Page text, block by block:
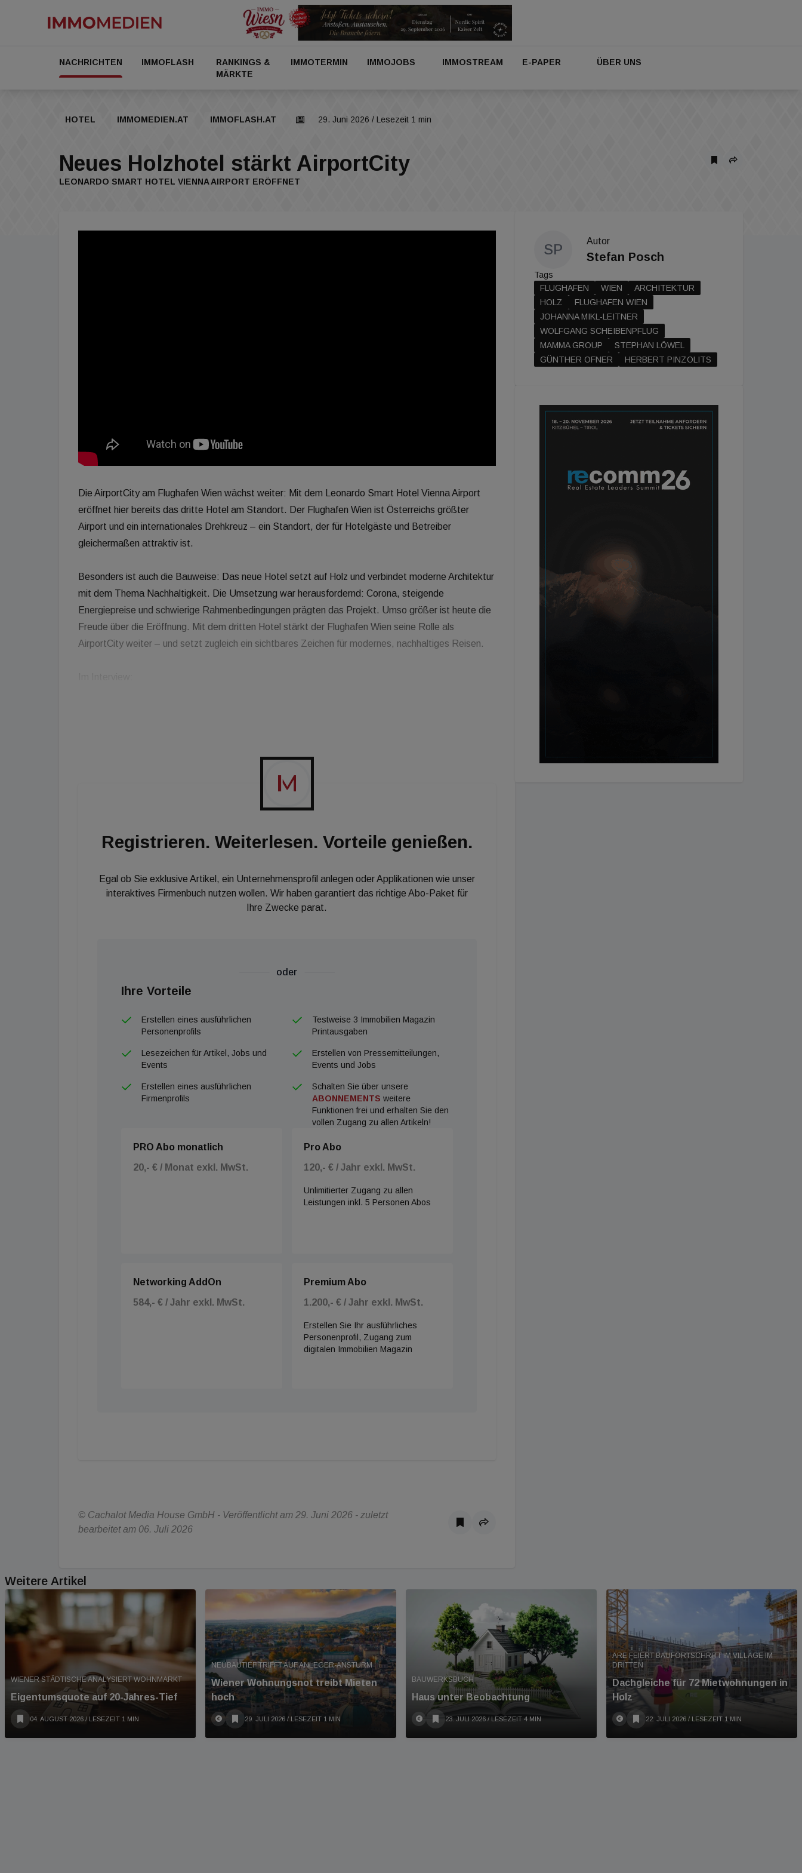
NACHRICHTEN IMMOFLASH
RANKINGS &
MÄRKTE
IMMOTERMIN IMMOJOBS IMMOSTREAM E-PAPER ÜBER UNS
HOTEL IMMOMEDIEN.AT IMMOFLASH.AT 29. Juni 2026 / Lesezeit 1 min
Neues Holzhotel stärkt AirportCity
LEONARDO SMART HOTEL VIENNA AIRPORT ERÖFFNET
Die AirportCity am Flughafen Wien wächst weiter: Mit dem Leonardo Smart Hotel Vienna Airport
eröffnet hier bereits das dritte Hotel am Standort. Der Flughafen Wien ist Österreichs größter
Airport und ein internationales Drehkreuz – ein Standort, der für Hotelgäste und Betreiber
gleichermaßen attraktiv ist.
Besonders ist auch die Bauweise: Das neue Hotel setzt auf Holz und verbindet moderne Architektur
mit dem Thema Nachhaltigkeit. Die Umsetzung war herausfordernd: Corona, steigende
Energiepreise und schwierige Rahmenbedingungen prägten das Projekt. Umso größer ist heute die
Freude über die Eröffnung. Mit dem dritten Hotel stärkt der Flughafen Wien seine Rolle als
AirportCity weiter – und setzt zugleich ein sichtbares Zeichen für modernes, nachhaltiges Reisen.
Günther Ofner Vorstandsdirektor, Flughafen Wien
Herbert Pinzolits Eigentümer & CEO, MAMMA Group
Registrieren. Weiterlesen. Vorteile genießen.
Egal ob Sie exklusive Artikel, ein Unternehmensprofil anlegen oder Applikationen wie unser
interaktives Firmenbuch nutzen wollen. Wir haben garantiert das richtige Abo-Paket für
Ihre Zwecke parat.
oder
Ihre Vorteile
Erstellen eines ausführlichen
Personenprofils
Testweise 3 Immobilien Magazin
Printausgaben
Lesezeichen für Artikel, Jobs und
Events
Erstellen von Pressemitteilungen,
Events und Jobs
Erstellen eines ausführlichen
Firmenprofils
Schalten Sie über unsere
ABONNEMENTS weitere
Funktionen frei und erhalten Sie den
vollen Zugang zu allen Artikeln!
PRO Abo monatlich
20,- € / Monat exkl. MwSt.
Pro Abo
120,- € / Jahr exkl. MwSt.
Unlimitierter Zugang zu allen
Leistungen inkl. 5 Personen Abos
Networking AddOn
584,- € / Jahr exkl. MwSt.
Premium Abo
1.200,- € / Jahr exkl. MwSt.
Erstellen Sie Ihr ausführliches
Personenprofil, Zugang zum
digitalen Immobilien Magazin
© Cachalot Media House GmbH - Veröffentlicht am 29. Juni 2026 - zuletzt
bearbeitet am 06. Juli 2026
SP
Autor
Stefan Posch
Tags
FLUGHAFEN
WIEN
ARCHITEKTUR
HOLZ
FLUGHAFEN WIEN
JOHANNA MIKL-LEITNER
WOLFGANG SCHEIBENPFLUG
MAMMA GROUP
STEPHAN LÖWEL
GÜNTHER OFNER
HERBERT PINZOLITS
Weitere Artikel
WIENER STÄDTISCHE ANALYSIERT WOHNMARKT
Eigentumsquote auf 20-Jahres-Tief
04. AUGUST 2026 / LESEZEIT 1 MIN
NEUBAUTIEF TRIFFT AUF ANLEGER-ANSTURM
Wiener Wohnungsnot treibt Mieten
hoch
29. JULI 2026 / LESEZEIT 1 MIN
BAUWERKSBUCH
Haus unter Beobachtung
23. JULI 2026 / LESEZEIT 4 MIN
ARE FEIERT BAUFORTSCHRITT IM VILLAGE IM
DRITTEN
Dachgleiche für 72 Mietwohnungen in
Holz
22. JULI 2026 / LESEZEIT 1 MIN